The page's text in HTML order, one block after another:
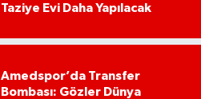
Taziye Evi Daha Yapılacak
Amedspor’da Transfer
Bombası: Gözler Dünya